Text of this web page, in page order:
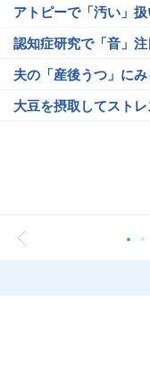
アトピーで「汚い」
認知症研究で「音」
夫の「産後うつ」に
大豆を摂取してスト